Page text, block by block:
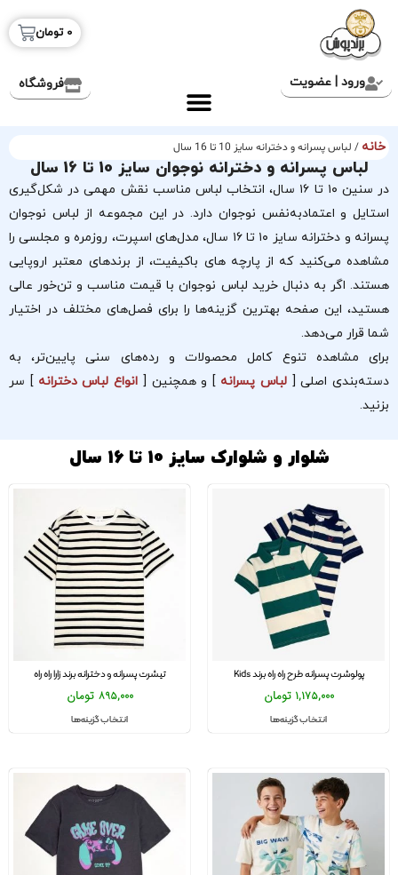
0 تومان
ورود | عضویت فروشگاه
خانه / لباس پسرانه و دخترانه سایز 10 تا 16 سال
لباس پسرانه و دخترانه نوجوان سایز 10 تا 16 سال
در سنین ۱۰ تا ۱۶ سال، انتخاب لباس مناسب نقش مهمی در شکل‌گیری
استایل و اعتمادبه‌نفس نوجوان دارد. در این مجموعه از لباس نوجوان
پسرانه و دخترانه سایز ۱۰ تا ۱۶ سال، مدل‌های اسپرت، روزمره و مجلسی را
مشاهده می‌کنید که از پارچه های باکیفیت، از برندهای معتبر اروپایی
هستند. اگر به دنبال خرید لباس نوجوان با قیمت مناسب و تن‌خور عالی
هستید، این صفحه بهترین گزینه‌ها را برای فصل‌های مختلف در اختیار
شما قرار می‌دهد.
برای مشاهده تنوع کامل محصولات و رده‌های سنی پایین‌تر، به
دسته‌بندی اصلی [لباس پسرانه ] و همچنین [ انواع لباس دخترانه ] سر
بزنید.
شلوار و شلوارک سایز 10 تا 16 سال
پولوشرت پسرانه طرح راه راه برند Kids
1,175,000 تومان
انتخاب گزینه‌ها
تیشرت پسرانه و دخترانه برند زارا راه راه
895,000 تومان
انتخاب گزینه‌ها